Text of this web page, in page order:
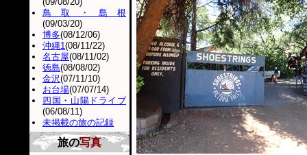
鳥取・島根
(09/03/20)
博多(08/12/06)
沖縄1(08/11/22)
名古屋(08/11/02)
徳島(08/08/02)
金沢(07/11/10)
お台場(07/07/14)
四国・山陽ドライブ
(06/08/11)
未掲載の旅の記録
旅の写真